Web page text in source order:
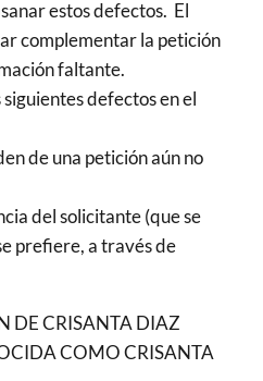
estos defectos. El
complementar la petición
faltante.
defectos en el
de una petición aún no
del solicitante (que se
prefiere, a través de
DE CRISANTA DIAZ
COMO CRISANTA